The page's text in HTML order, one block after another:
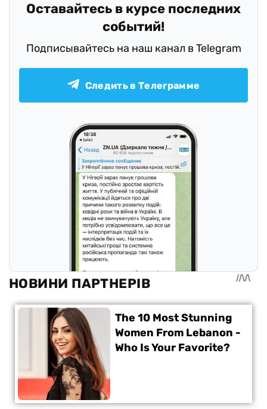
Оставайтесь в курсе последних
событий!
Подписывайтесь на наш канал в Telegram
Следить в Телеграмме